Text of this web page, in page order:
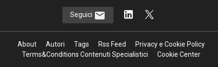
Seguici
About Autori Tags Rss Feed
Privacy e Cookie Policy
Terms&Conditions Contenuti Specialistici
Cookie Center